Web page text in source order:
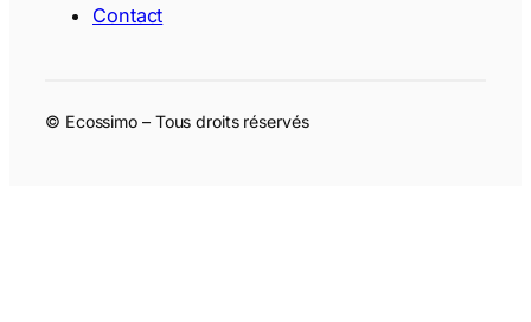
Contact
© Ecossimo – Tous droits réservés